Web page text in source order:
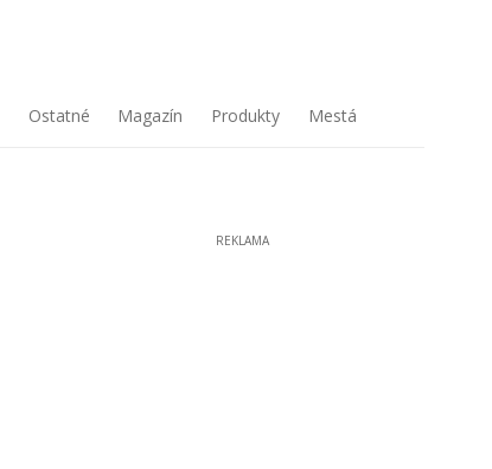
Ostatné Magazín Produkty Mestá
REKLAMA